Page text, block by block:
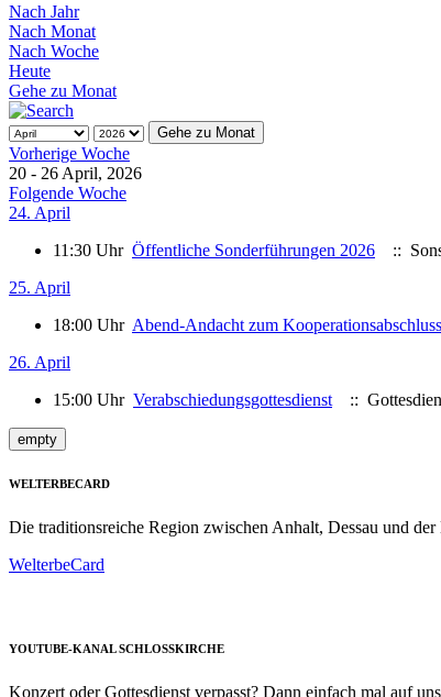
Nach Jahr
Nach Monat
Nach Woche
Heute
Gehe zu Monat
Gehe zu Monat
Vorherige Woche
20 - 26 April, 2026
Folgende Woche
24. April
11:30 Uhr Öffentliche Sonderführungen 2026
::
25. April
18:00 Uhr Abend-Andacht zum Kooperationsabschluss
26. April
15:00 Uhr Verabschiedungsgottesdienst ::
empty
WELTERBECARD
Die traditionsreiche Region zwischen Anhalt, Dessau und
WelterbeCard
YOUTUBE-KANAL SCHLOSSKIRCHE
Konzert oder Gottesdienst verpasst? Dann einfach mal auf